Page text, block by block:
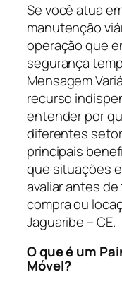
Se você atua
manutenção
operação que
segurança
Mensagem
recurso
entender por
diferentes
principais
que situações
avaliar antes
compra ou
Jaguaribe – CE.
O que é um
Móvel?